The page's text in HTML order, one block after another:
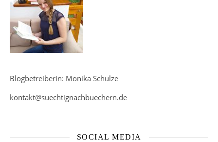
Blogbetreiberin: Monika Schulze
kontakt@suechtignachbuechern.de
SOCIAL MEDIA